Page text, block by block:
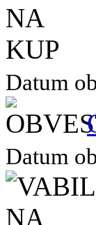
Datum
Datum